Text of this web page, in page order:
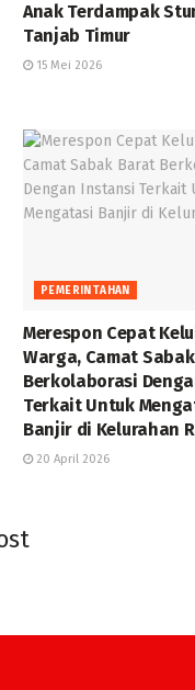
Anak Terdampak
Tanjab Timur
15 Mei 2026
PEMERINTAHAN
Merespon Cepat
Warga, Camat
Berkolaborasi
Terkait Untuk
Banjir di Kelurahan
20 April 2026